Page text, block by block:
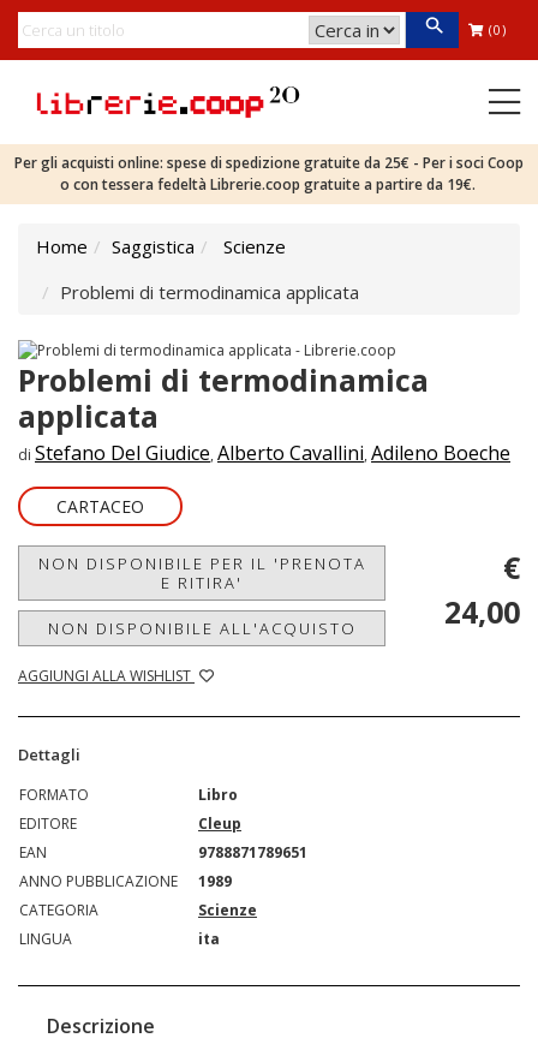
(0)
Per gli acquisti online: spese di spedizione gratuite da 25€ - Per i soci Coop
o con tessera fedeltà Librerie.coop gratuite a partire da 19€.
Home Saggistica
Scienze
Problemi di termodinamica applicata
Problemi di termodinamica
applicata
di Stefano Del Giudice, Alberto Cavallini, Adileno Boeche
CARTACEO
NON DISPONIBILE PER IL 'PRENOTA
E RITIRA'
NON DISPONIBILE ALL'ACQUISTO
AGGIUNGI ALLA WISHLIST
€
24,00
Dettagli
FORMATO
Libro
EDITORE
Cleup
EAN
9788871789651
ANNO PUBBLICAZIONE
1989
CATEGORIA
Scienze
LINGUA
ita
Descrizione